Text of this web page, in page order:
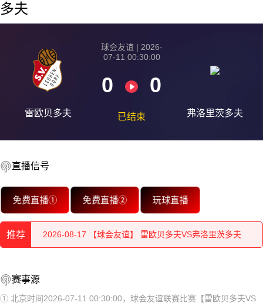
多夫
雷欧贝多夫
球会友谊 | 2026-
07-11 00:30:00
0 0
已结束 弗洛里茨多夫
直播信号
免费直播① 免费直播② 玩球直播
推荐
2026-08-17 【球会友谊】 雷欧贝多夫VS弗洛里茨多夫
2026-08-17 【球会友谊】 雷欧贝多夫VS弗洛里茨多夫
赛事源
①.北京时间2026-07-11 00:30:00，球会友谊联赛比赛【雷欧贝多夫VS